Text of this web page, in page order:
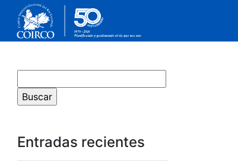
Entradas recientes